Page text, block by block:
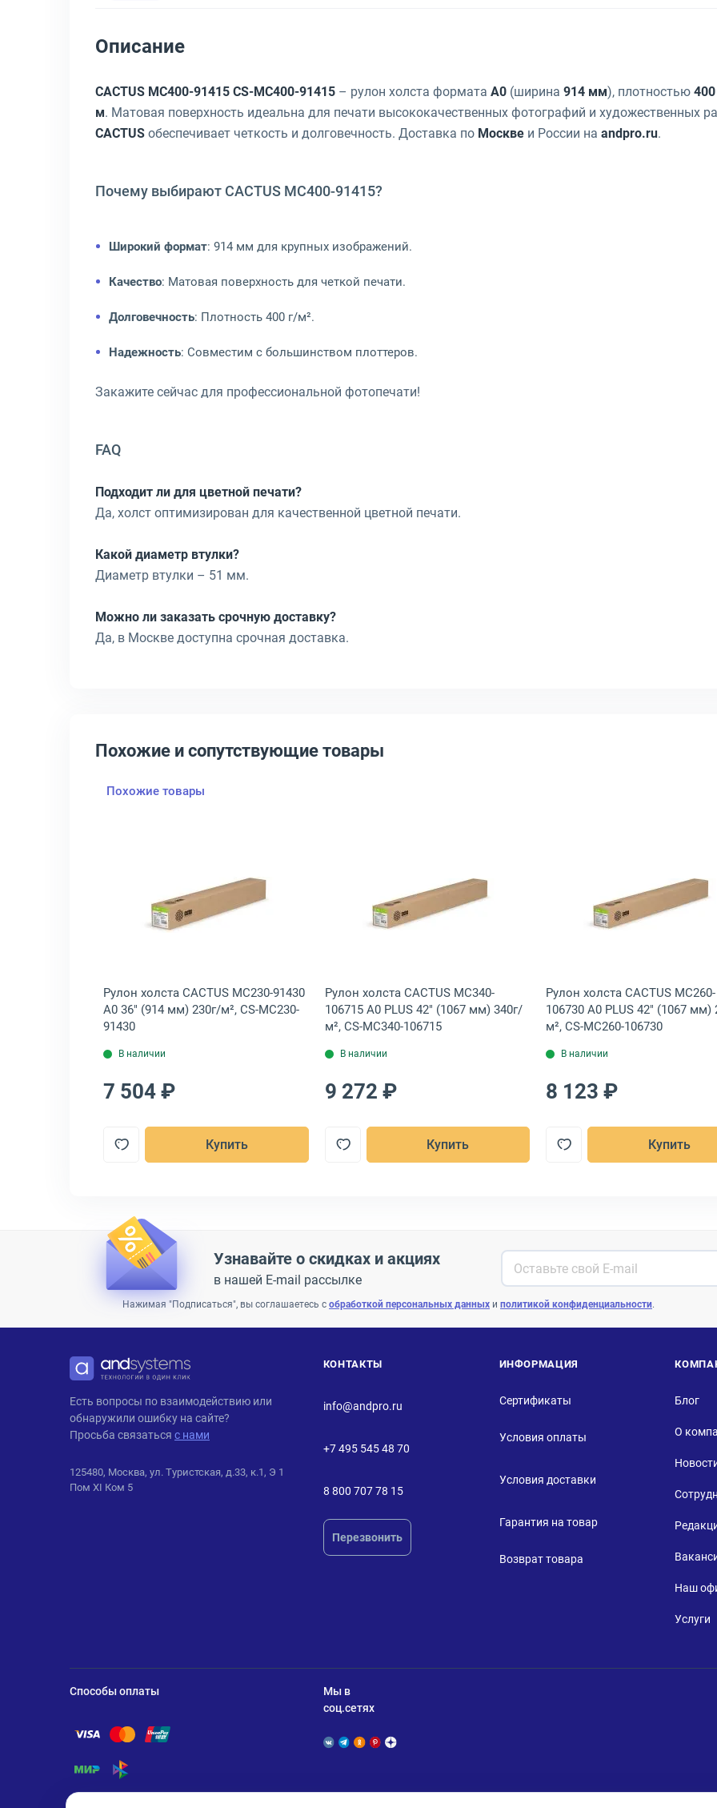
Описание
CACTUS MC400-91415 CS-MC400-91415 – рулон холста формата A0 (ширина 914 мм), плотностью
м. Матовая поверхность идеальна для печати высококачественных фотографий и художественных
CACTUS обеспечивает четкость и долговечность. Доставка по Москве и России на andpro.ru.
Почему выбирают CACTUS MC400-91415?
Широкий формат: 914 мм для крупных изображений.
Качество: Матовая поверхность для четкой печати.
Долговечность: Плотность 400 г/м².
Надежность: Совместим с большинством плоттеров.
Закажите сейчас для профессиональной фотопечати!
FAQ
Подходит ли для цветной печати?
Да, холст оптимизирован для качественной цветной печати.
Какой диаметр втулки?
Диаметр втулки – 51 мм.
Можно ли заказать срочную доставку?
Да, в Москве доступна срочная доставка.
Похожие и сопутствующие товары
Похожие товары
делен. 1 650л 70г/м², 2100085ТЕХ
LOMOND Universal Self-Adhesive A4 1 650л 70г/м², 2100005ТЕХ
товар: Рулон бумаги CACTUS LFP90 (упак.:4рул) л 42" (1067 мм) 90г/м², CS-LFP90-1067457-4
Открыть товар: Рулон холста CACTUS MC230-91430 A0 36" (914 мм) 230г/м², CS-MC230-91430
Рулон холста CACTUS MC230-91430
A0 36" (914 мм) 230г/м², CS-MC230-
91430
В наличии
7 504 ₽
Купить
Открыть товар: Рулон холста CACTUS MC340-106715
Рулон холста CACTUS MC340-
106715 A0 PLUS 42" (1067 мм) 340г/
м², CS-MC340-106715
В наличии
9 272 ₽
Купить
Открыть
Рулон холста CACTUS MC260-
106730 A0 PLUS 42" (1067 мм)
м², CS-MC260-106730
В наличии
8 123 ₽
Купить
Узнавайте о скидках и акциях
в нашей E-mail рассылке
Нажимая "Подписаться", вы соглашаетесь с обработкой персональных данных и политикой конфиденциальности.
ANDPRO
Есть вопросы по взаимодействию или
обнаружили ошибку на сайте?
Просьба связаться с нами
125480, Москва, ул. Туристская, д.33, к.1, Э 1
Пом XI Ком 5
КОНТАКТЫ
info@andpro.ru
+7 495 545 48 70
8 800 707 78 15
Перезвонить
ИНФОРМАЦИЯ
Сертификаты
Условия оплаты
Условия доставки
Гарантия на товар
Возврат товара
Блог
О
Наш
Услуги
Способы оплаты
Помощь по оплате Visa
Помощь по оплате Mastercard
Помощь по оплате UnionPay
Помощь по оплате Мир
Помощь по оплате СБП
Мы в
соц.сетях